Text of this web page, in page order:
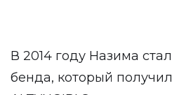
В 2014 году Назима
бенда, который